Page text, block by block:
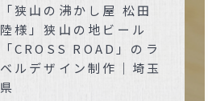
「狭山の沸かし屋 松田
陸様」狭山の地ビール
「CROSS ROAD」のラ
ベルデザイン制作｜埼玉
県